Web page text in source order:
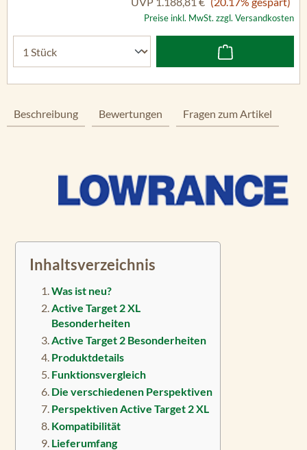
Preise inkl. MwSt. zzgl. Versandkosten
Beschreibung Bewertungen Fragen zum Artikel
Inhaltsverzeichnis
Was ist neu?
Active Target 2 XL
Besonderheiten
Active Target 2 Besonderheiten
Produktdetails
Funktionsvergleich
Die verschiedenen Perspektiven
Perspektiven Active Target 2 XL
Kompatibilität
Lieferumfang